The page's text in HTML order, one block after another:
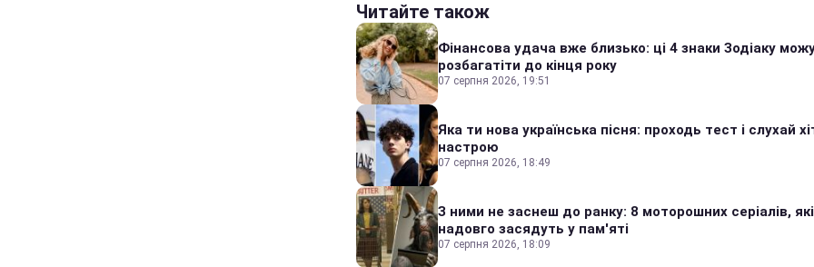
Читайте також
Фінансова удача вже близько: ці 4 знаки Зодіаку
розбагатіти до кінця року
07 серпня 2026, 19:51
Яка ти нова українська пісня: проходь тест і слухай
настрою
07 серпня 2026, 18:49
З ними не заснеш до ранку: 8 моторошних серіалів, які
надовго засядуть у пам'яті
07 серпня 2026, 18:09